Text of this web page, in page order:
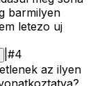
barmilyen
letezo uj
#4
az ilyen